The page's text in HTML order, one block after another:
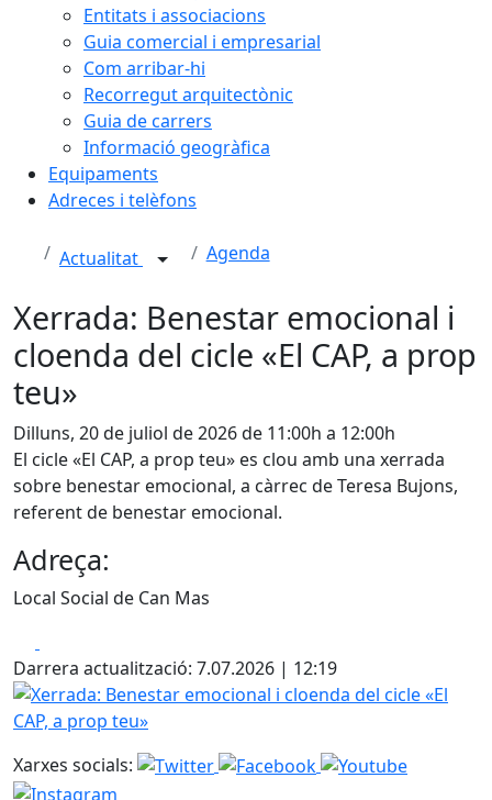
Entitats i associacions
Guia comercial i empresarial
Com arribar-hi
Recorregut arquitectònic
Guia de carrers
Informació geogràfica
Equipaments
Adreces i telèfons
Actualitat Agenda
Xerrada: Benestar emocional i
cloenda del cicle «El CAP, a prop
teu»
Dilluns, 20 de juliol de 2026 de 11:00h a 12:00h
El cicle «El CAP, a prop teu» es clou amb una xerrada
sobre benestar emocional, a càrrec de Teresa Bujons,
referent de benestar emocional.
Adreça:
Local Social de Can Mas
Darrera actualització: 7.07.2026 | 12:19
Xerrada: Benestar emocional i cloenda del cicle «El CAP,
Xarxes socials: